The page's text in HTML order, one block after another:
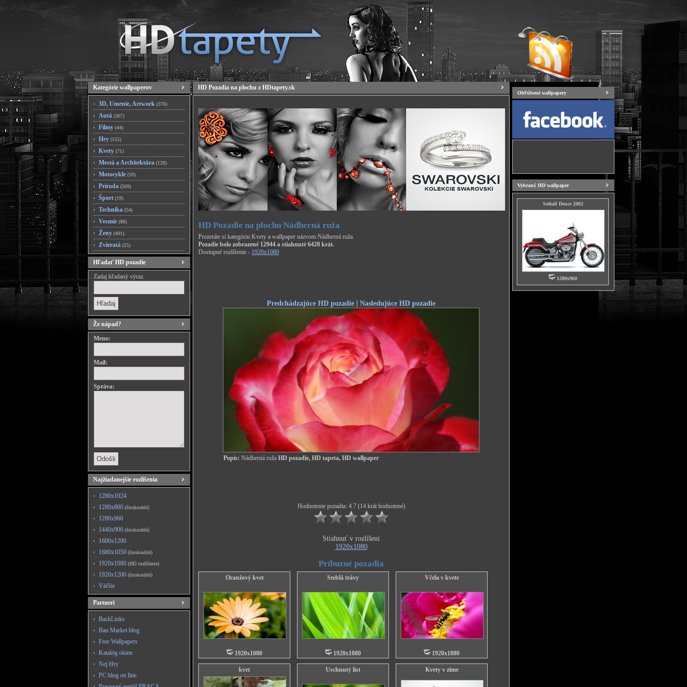
Kategórie wallpaperov
3D, Umenie, Artwork (376)
Autá (367)
Filmy (44)
Hry (155)
Kvety (71)
Mestá a Architektúra (128)
Motocykle (59)
Príroda (509)
Šport (19)
Technika (54)
Vesmír (88)
Ženy (491)
Zvieratá (25)
Hľadať HD pozadie
Zadaj hľadaný výraz.
Že nápad?
Meno:
Mail:
Správa:
Najžiadanejšie rozlíšenia
1280x1024
1280x800 (širokouhlé)
1280x960
1440x900 (širokouhlé)
1600x1200
1680x1050 (širokouhlé)
1920x1080 (HD rozlíšenie)
1920x1200 (širokouhlé)
Väčšie
Partneri
BackLinks
Bau Market blog
Free Wallpapers
Katalóg okien
Nej Hry
PC blog on line
HD Pozadia na plochu z HDtapety.sk
HD Pozadie na plochu Nádherná ruža
Prezeráte si kategóriu Kvety a wallpaper názvom Nádherná ruža.
Pozadie bolo zobrazené 12944 a stiahnuté 6428 krát.
Dostupné rozlíšenie - 1920x1080
Predchádzajúce HD pozadie | Nasledujúce HD pozadie
Popis: Nádherná ruža HD pozadie, HD tapeta, HD wallpaper
Hodnotenie pozadia: 4.7 (14 krát hodnotené)
Stiahnuť v rozlíšení
1920x1080
Príbuzné pozadia
Oranžový kvet
1920x1080
Steblá trávy
1920x1080
Včela v kvete
1920x1080
kvet Uschnutý list Kvety v zime
Obľúbené wallpapery
Vybraný HD wallpaper
Softail Deuce 2002
1280x960